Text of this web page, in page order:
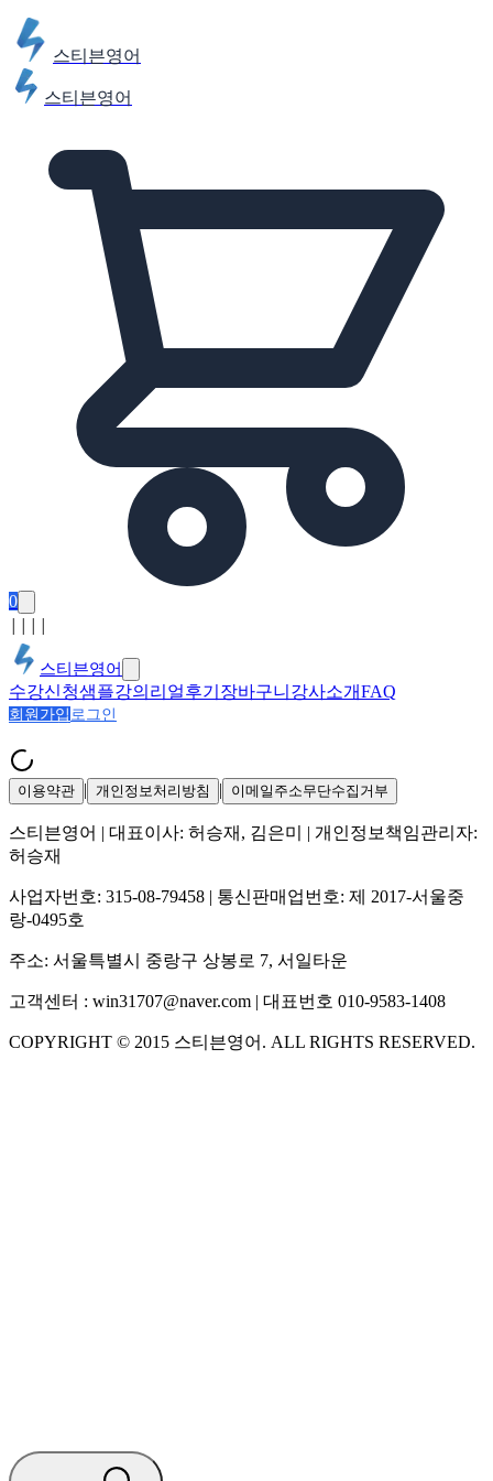
스티븐영어
스티븐영어
0
스티븐영어
수강신청샘플강의 리얼후기 장바구니 강사소개FAQ
회원가입 로그인
이용약관 | 개인정보처리방침 | 이메일주소무단수집거부
스티븐영어 | 대표이사: 허승재, 김은미
| 개인정보책임관리자:
허승재
사업자번호: 315-08-79458 | 통신판매업번호: 제 2017-서울중
랑-0495호
주소: 서울특별시 중랑구 상봉로 7, 서일타운
고객센터 : win31707@naver.com | 대표번호 010-9583-1408
COPYRIGHT © 2015 스티븐영어 . ALL RIGHTS RESERVED.